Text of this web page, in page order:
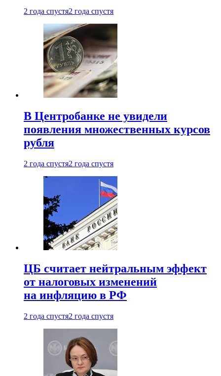
2 года спустя2 года спустя
В Центробанке не увидели
появления множественных курсов
рубля
2 года спустя2 года спустя
ЦБ считает нейтральным эффект
от налоговых изменений
на инфляцию в РФ
2 года спустя2 года спустя